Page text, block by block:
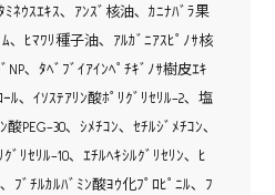
ﾐﾈｳｽｴｷｽ､ ｱﾝｽﾞ核油､ ｶﾆﾅﾊﾞﾗ果
､ ﾋﾏﾜﾘ種子油､ ｱﾙｶﾞﾆｱｽﾋﾟﾉｻ核
､ ﾀﾍﾞﾌﾞｲｱｲﾝﾍﾟﾁｷﾞﾉｻ樹皮ｴｷ
ﾙ､ ｲｿｽﾃｱﾘﾝ酸ﾎﾟﾘｸﾞﾘｾﾘﾙ-2､ 塩
PEG-30､ ｼﾒﾁｺﾝ､ ｾﾁﾙｼﾞﾒﾁｺﾝ､
ﾞﾘｾﾘﾙ-10､ ｴﾁﾙﾍｷｼﾙｸﾞﾘｾﾘﾝ､ ﾋ
ﾌﾞﾁﾙｶﾙﾊﾞﾐﾝ酸ﾖｳ化ﾌﾟﾛﾋﾟﾆﾙ､ ﾌ